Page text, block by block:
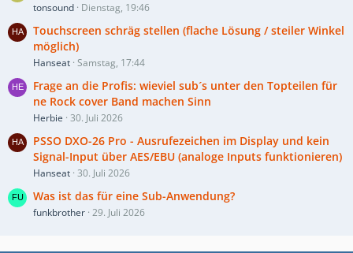
tonsound Dienstag, 19:46
Touchscreen schräg stellen (flache Lösung / steiler Winkel
möglich)
Hanseat Samstag, 17:44
Frage an die Profis: wieviel sub´s unter den Topteilen für
ne Rock cover Band machen Sinn
Herbie 30. Juli 2026
PSSO DXO-26 Pro - Ausrufezeichen im Display und kein
Signal-Input über AES/EBU (analoge Inputs funktionieren)
Hanseat 30. Juli 2026
Was ist das für eine Sub-Anwendung?
funkbrother 29. Juli 2026